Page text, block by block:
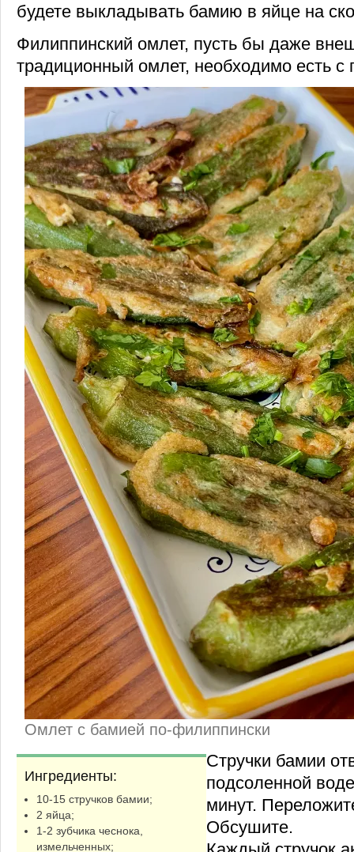
будете выкладывать бамию в яйце на
Филиппинский омлет, пусть бы даже
традиционный омлет, необходимо есть с
Омлет с бамией по-филиппински
Ингредиенты:
10-15 стручков бамии;
2 яйца;
1-2 зубчика чеснока,
измельченных;
Стручки бамии
подсоленной
минут.
Обсушите.